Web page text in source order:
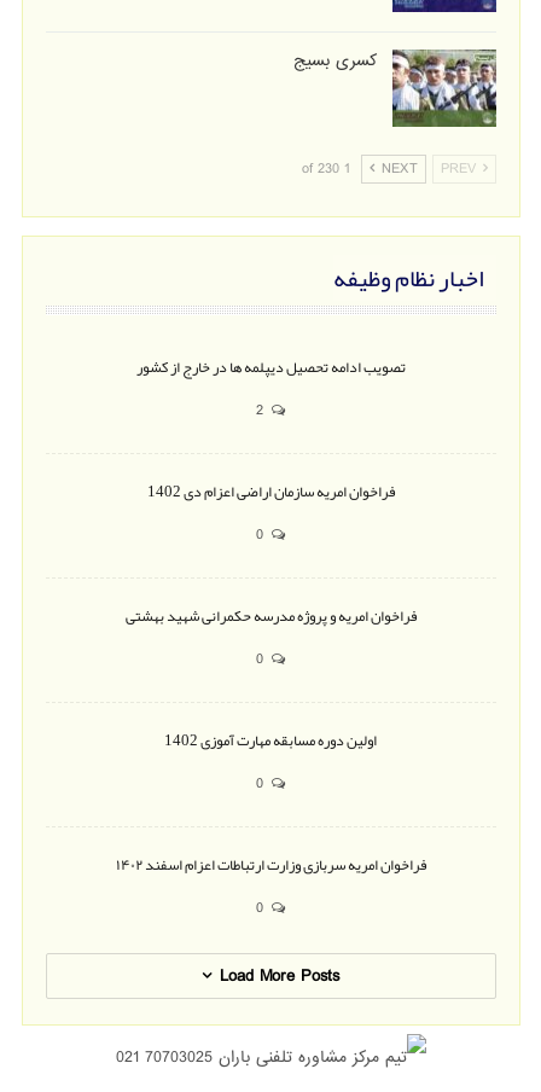
کسری بسیج
PREV
NEXT
1 of 230
اخبار نظام وظیفه
تصویب ادامه تحصیل دیپلمه ها در خارج از کشور
فراخوان امریه سازمان اراضی اعزام دی 1402
فراخوان امریه و پروژه مدرسه حکمرانی شهید بهشتی
اولین دوره مسابقه مهارت آموزی 1402
فراخوان امریه سربازی وزارت ارتباطات اعزام اسفند ۱۴۰۲
Load More Posts